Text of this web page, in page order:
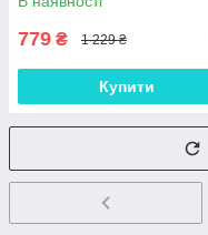
779 ₴ 1 229 ₴
Купити